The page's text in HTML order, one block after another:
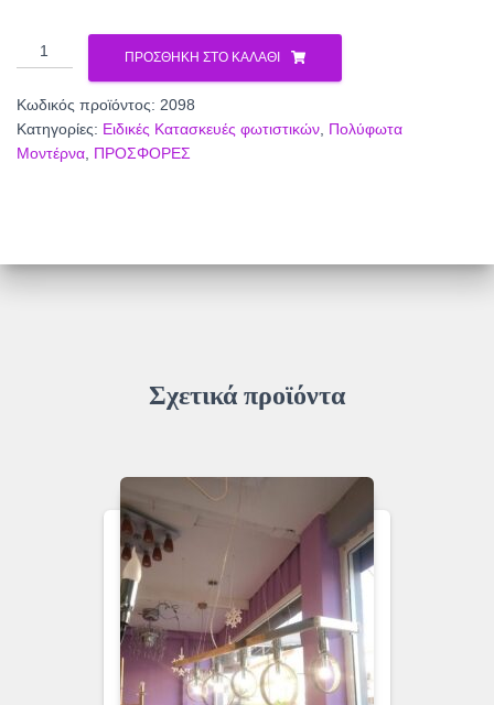
Πολύφωτο
κρυστάλλινο
ποσότητα
ΠΡΟΣΘΉΚΗ ΣΤΟ ΚΑΛΆΘΙ
Κωδικός προϊόντος: 2098
Κατηγορίες: Ειδικές Κατασκευές φωτιστικών Πολύφωτα
Μοντέρνα ΠΡΟΣΦΟΡΕΣ
Σχετικά προϊόντα